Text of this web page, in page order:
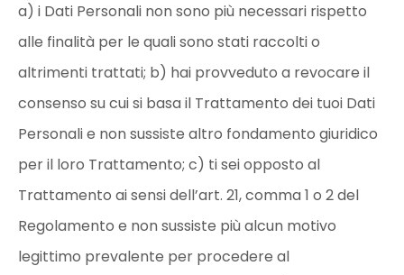
a) i Dati Personali non sono più necessari rispetto
alle finalità per le quali sono stati raccolti o
altrimenti trattati; b) hai provveduto a revocare il
consenso su cui si basa il Trattamento dei tuoi Dati
Personali e non sussiste altro fondamento giuridico
per il loro Trattamento; c) ti sei opposto al
Trattamento ai sensi dell’art. 21, comma 1 o 2 del
Regolamento e non sussiste più alcun motivo
legittimo prevalente per procedere al